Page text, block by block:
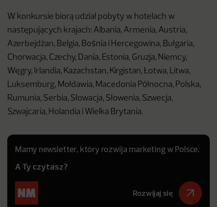
W konkursie biorą udział pobyty w hotelach w
następujących krajach: Albania, Armenia, Austria,
Azerbejdżan, Belgia, Bośnia i Hercegowina, Bułgaria,
Chorwacja, Czechy, Dania, Estonia, Gruzja, Niemcy,
Węgry, Irlandia, Kazachstan, Kirgistan, Łotwa, Litwa,
Luksemburg, Mołdawia, Macedonia Północna, Polska,
Rumunia, Serbia, Słowacja, Słowenia, Szwecja,
Szwajcaria, Holandia i Wielka Brytania.
Mamy newsletter, który rozwija marketing w Polsce.
A Ty czytasz?
Rozwijaj się